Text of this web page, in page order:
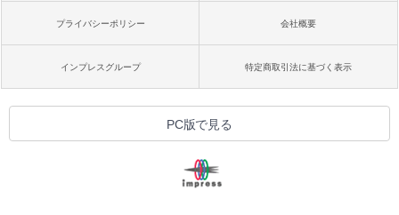
プライバシーポリシー 会社概要
インプレスグループ 特定商取引法に基づく表示
PC版で見る